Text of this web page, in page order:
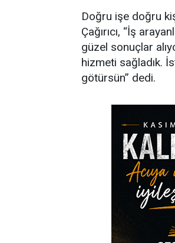
Doğru işe doğru
Çağırıcı, “İş
güzel sonuçlar
hizmeti sağladık.
götürsün” dedi.